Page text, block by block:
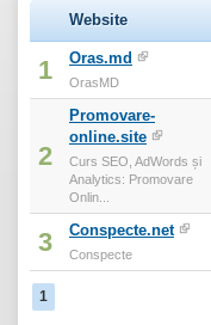
Website
1 Oras.md
OrasMD
2
Promovare-
online.site
Curs SEO, AdWords și
Analytics: Promovare
Onlin...
3 Conspecte.net
Conspecte
1